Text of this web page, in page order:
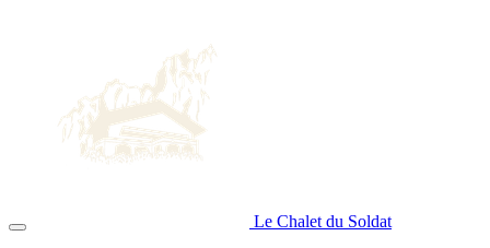
Le Chalet du Soldat